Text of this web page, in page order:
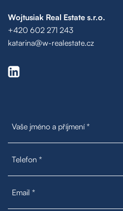
Wojtusiak Real Estate s.r.o.
+420 602 271 243
katarina@w-realestate.cz